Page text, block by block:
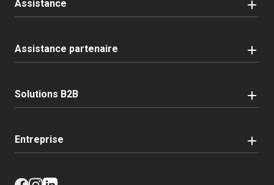
Assistance
Assistance partenaire
Solutions B2B
Entreprise